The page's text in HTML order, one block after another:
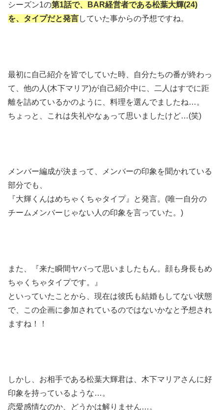
シーズン1の第1話で、BAR経営者である松葉大輝(24)
を、タイプだと発言していた事からの予想ですね。
最初に自己紹介を皆でしていた時、自分たちの番が終わっ
て、他の人(木下マリア)が自己紹介中に、二人はすでに距
離を詰めているかのように、料理を選んでましたね…。
ちょっと、これは失礼やなぁって思いましたけど…(笑)
メンバー編成が決まって、メンバーの印象を聞かれている
部分でも、
『大輝くんはめちゃくちゃタイプ』と発言。(唯一自分の
チームメンバーじゃない人の印象を言っていた。)
また、『来た瞬間ヤバって思いましたもん。顔も身長もめ
ちゃくちゃタイプです。』
といっていたことから、現在は彼氏も結婚もしてない状態
で、この企画に参加されているのではないかなと予想され
ますね！！
しかし、お相手である松葉大輝君は、木下マリアさんに好
印象を持っているような…。
恋愛感情なのか、どうかは解りません…。